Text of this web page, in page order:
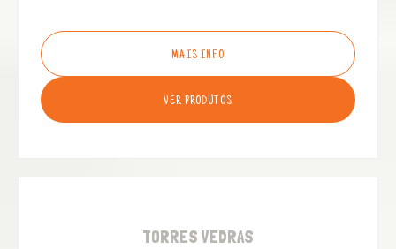
MAIS INFO
VER PRODUTOS
TORRES VEDRAS